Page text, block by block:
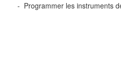
- Programmer les instruments